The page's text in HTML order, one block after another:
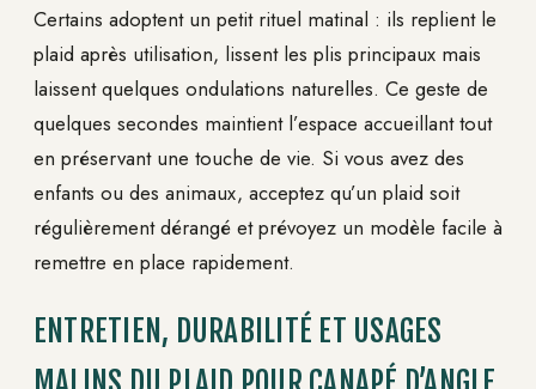
Certains adoptent un petit rituel matinal : ils replient le
plaid après utilisation, lissent les plis principaux mais
laissent quelques ondulations naturelles. Ce geste de
quelques secondes maintient l’espace accueillant tout
en préservant une touche de vie. Si vous avez des
enfants ou des animaux, acceptez qu’un plaid soit
régulièrement dérangé et prévoyez un modèle facile à
remettre en place rapidement.
ENTRETIEN, DURABILITÉ ET USAGES